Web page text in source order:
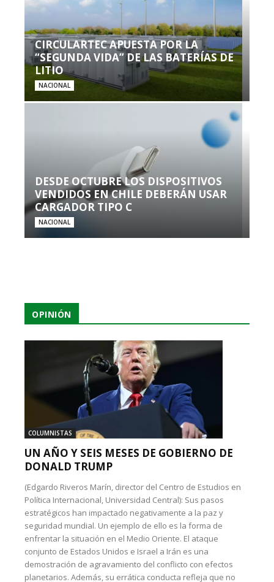
CIRCULARTEC APUESTA POR LA
“SEGUNDA VIDA” DE LAS BATERÍAS DE
LITIO
NACIONAL
DESDE OCTUBRE LOS DISPOSITIVOS
VENDIDOS EN CHILE DEBERÁN USAR
CARGADOR TIPO C
NACIONAL
OPINIÓN
COLUMNISTAS
UN AÑO Y SEIS MESES DE GOBIERNO DE
DONALD TRUMP
(Edgardo Riveros Marín, director del Centro de Estudios en
Política Internacional, Universidad Central): Sus pasos
estratégicos han impactado negativamente a la paz y
seguridad mundial. Un ejemplo de ello es la forma de
enfrentar la situación en el Medio Oriente. El ataque
conjunto de Estados Unidos e Israel a Irán es una
demostración de agravamiento del conflicto con efectos
planetarios. Además, su errática conducta refleja que no